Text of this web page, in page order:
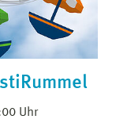
Uhr